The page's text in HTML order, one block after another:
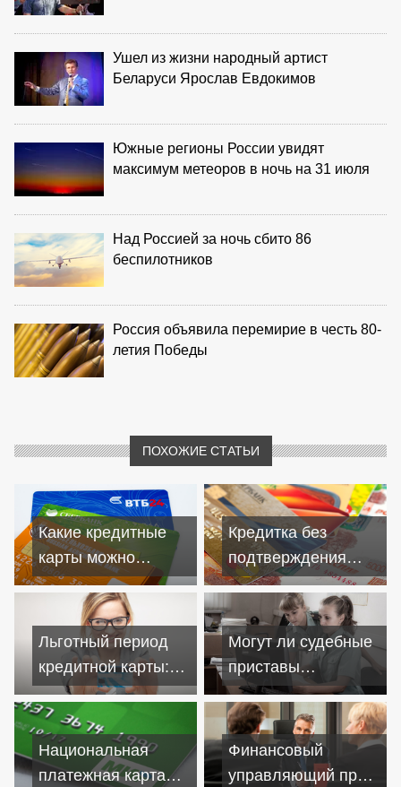
Ушел из жизни народный артист
Беларуси Ярослав Евдокимов
Южные регионы России увидят
максимум метеоров в ночь на 31 июля
Над Россией за ночь сбито 86
беспилотников
Россия объявила перемирие в честь 80-
летия Победы
ПОХОЖИЕ СТАТЬИ
Какие кредитные
карты можно
получить в
российских банках
Кредитка без
подтверждения
дохода: как
получить карту
Льготный период
кредитной карты:
как уложиться в
рамки
Могут ли судебные
приставы
списывать деньги с
банковской карты
должника
Национальная
платежная карта
Финансовый
управляющий при